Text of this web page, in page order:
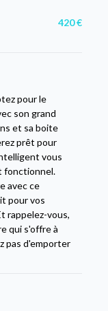
420 €
pour le
son grand
et sa boite
prêt pour
vous
fonctionnel.
avec ce
pour vos
rappelez-vous,
qui s'offre à
pas d'emporter